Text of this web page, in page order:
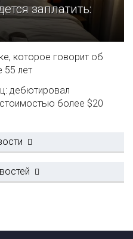
заплатить:
которое говорит об
55 лет
дебютировал
более $20